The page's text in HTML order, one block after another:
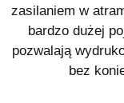
zasilaniem w
bardzo dużej
pozwalają
bez